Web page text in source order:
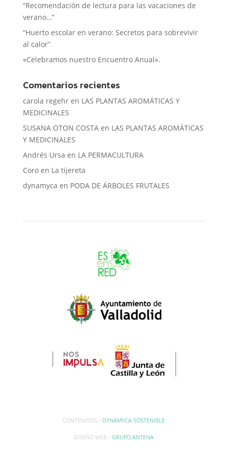
“Recomendación de lectura para las vacaciones de
verano…”
“Huerto escolar en verano: Secretos para sobrevivir
al calor”
«Celebramos nuestro Encuentro Anual».
Comentarios recientes
carola regehren LAS PLANTAS AROMÁTICAS Y
MEDICINALES
SUSANA OTON COSTAen LAS PLANTAS AROMÁTICAS
Y MEDICINALES
Andrés Ursa en LA PERMACULTURA
Coroen La tijereta
dynamyca en PODA DE ÁRBOLES FRUTALES
CONTENIDOS / DYNAMYCA SOSTENIBLE
DISEÑO WEB /GRUPO ANTENA